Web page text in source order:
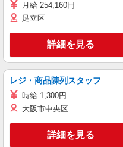
月給 254,160円
足立区
詳細を見る
レジ・商品陳列スタッフ
時給 1,300円
大阪市中央区
詳細を見る